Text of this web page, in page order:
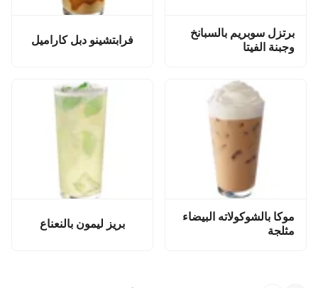
برتزل سوبريم بالسبانخ
وجبنة الفيتا
فرابتشينو دبل كاراميل
موكا بالشوكولاته البيضاء
مثلجة
بريز ليمون بالنعناع